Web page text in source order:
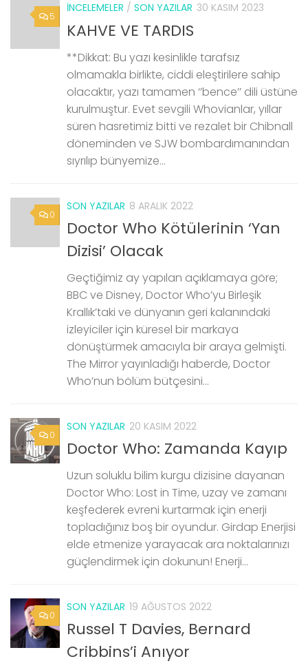
5
İNCELEMELER / SON YAZILAR 30 KASIM 2023
KAHVE VE TARDIS
**Dikkat: Bu yazı kesinlikle tarafsız
olmamakla birlikte, ciddi eleştirilere sahip
olacaktır, yazı tamamen ‘’bence’’ dili üstüne
kurulmuştur. Evet sevgili Whovianlar, yıllar
süren hasretimiz bitti ve rezalet bir Chibnall
döneminden ve SJW bombardımanından
sıyrılıp bünyemize...
0
SON YAZILAR 8 ARALIK 2022
Doctor Who Kötülerinin ‘Yan
Dizisi’ Olacak
Geçtiğimiz ay yapılan açıklamaya göre;
BBC ve Disney, Doctor Who’yu Birleşik
Krallık’taki ve dünyanın geri kalanındaki
izleyiciler için küresel bir markaya
dönüştürmek amacıyla bir araya gelmişti.
The Mirror yayınladığı haberde, Doctor
Who’nun bölüm bütçesini...
0
SON YAZILAR 20 KASIM 2022
Doctor Who: Zamanda Kayıp
Uzun soluklu bilim kurgu dizisine dayanan
Doctor Who: Lost in Time, uzay ve zamanı
keşfederek evreni kurtarmak için enerji
topladığınız boş bir oyundur. Girdap Enerjisi
elde etmenize yarayacak ara noktalarınızı
güçlendirmek için dokunun! Enerji...
0
SON YAZILAR 19 AĞUSTOS 2022
Russel T Davies, Bernard
Cribbins’i Anıyor